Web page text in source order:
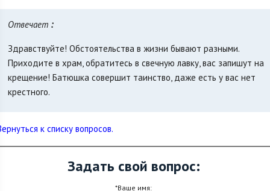
Отвечает :
Здравствуйте! Обстоятельства в жизни бывают разными.
Приходите в храм, обратитесь в свечную лавку, вас запишут на
крещение! Батюшка совершит таинство, даже есть у вас нет
крестного.
к списку вопросов.
Задать свой вопрос:
*Ваше имя: